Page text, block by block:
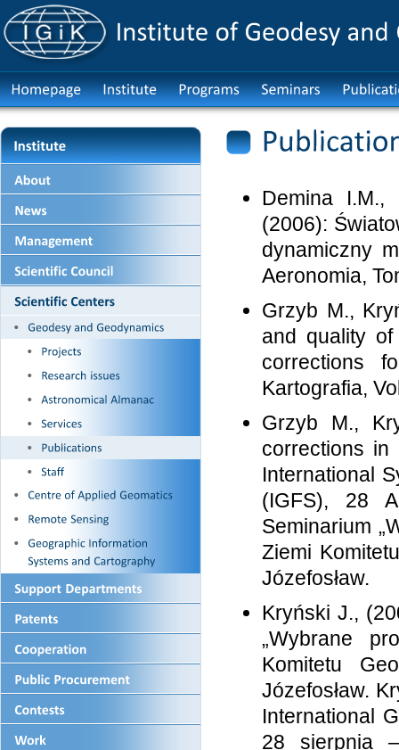
Demina I.M.,
(2006):
dynamiczny
Aeronomia,
Grzyb M.,
and quality
corrections
Kartografia,
Grzyb M.,
corrections in
International
(IGFS), 28
Seminarium
Ziemi
Józefosław.
Kryński J.,
„Wybrane
Komitetu
Józefosław.
International
28 sierpnia